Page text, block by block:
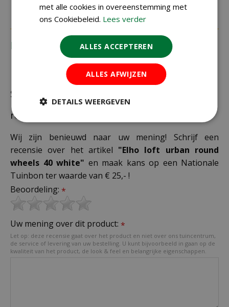
Recensies
Schrijf zelf een recensie over "Elho loft urban
round wheels 40 white"
Wij zijn benieuwd naar uw mening! Schrijf een
recensie over het artikel "Elho loft urban round
wheels 40 white" en maak kans op een Nationale
Tuinbon ter waarde van € 25,- !
Beoordeling: *
Uw mening over dit product: *
Let op: deze recensie gaat over het product en niet over ons tuincentrum,
de service of levering van uw bestelling. U kunt bijvoorbeeld in gaan op de
kwaliteit van het product, de look & feel en belangrijke eigenschappen.
met alle cookies in overeenstemming met
ons Cookiebeleid. Lees verder
ALLES ACCEPTEREN
ALLES AFWIJZEN
DETAILS WEERGEVEN